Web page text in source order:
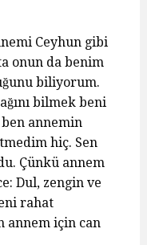
Ceyhun gibi
onun da benim
biliyorum.
bilmek beni
annemin
hiç. Sen
Çünkü annem
Dul, zengin ve
rahat
annem için can